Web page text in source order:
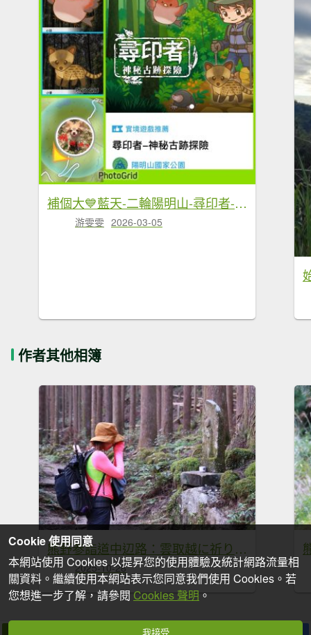
補個大💙藍天-二輪陽明山-尋印者-神秘古蹟探險12條步道
游雯雯 2026-03-05
作者其他相簿
熊野参詣道中辺路：雲取越に祈りは続く
2025-10-28
Cookie 使用同意
本網站使用 Cookies 以提昇您的使用體驗及統計網路流量相
關資料。繼續使用本網站表示您同意我們使用 Cookies。若
您想進一步了解，請參閱 Cookies 聲明 。